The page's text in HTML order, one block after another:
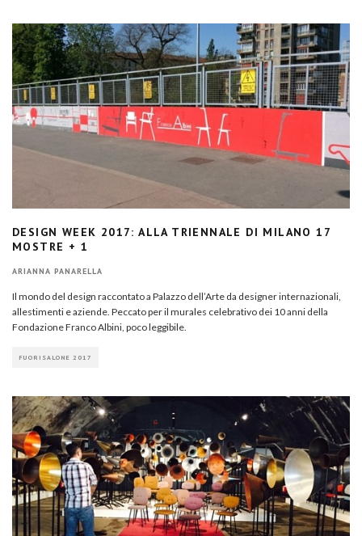
DESIGN WEEK 2017: ALLA TRIENNALE DI MILANO 17
MOSTRE + 1
ARIANNA PANARELLA
Il mondo del design raccontato a Palazzo dell’Arte da designer internazionali,
allestimenti e aziende. Peccato per il murales celebrativo dei 10 anni della
Fondazione Franco Albini, poco leggibile.
FUORISALONE 2017